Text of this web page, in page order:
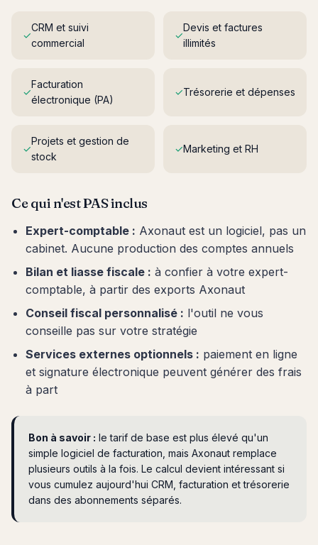
✓
CRM et suivi
commercial
✓
Devis et factures
illimités
✓
Facturation
électronique (PA)
✓Trésorerie et dépenses
✓
Projets et gestion de
stock
✓Marketing et RH
Ce qui n'est PAS inclus
Expert-comptable : Axonaut est un logiciel, pas un
cabinet. Aucune production des comptes annuels
Bilan et liasse fiscale : à confier à votre expert-
comptable, à partir des exports Axonaut
Conseil fiscal personnalisé : l'outil ne vous
conseille pas sur votre stratégie
Services externes optionnels : paiement en ligne
et signature électronique peuvent générer des frais
à part
Bon à savoir : le tarif de base est plus élevé qu'un
simple logiciel de facturation, mais Axonaut remplace
plusieurs outils à la fois. Le calcul devient intéressant si
vous cumulez aujourd'hui CRM, facturation et trésorerie
dans des abonnements séparés.